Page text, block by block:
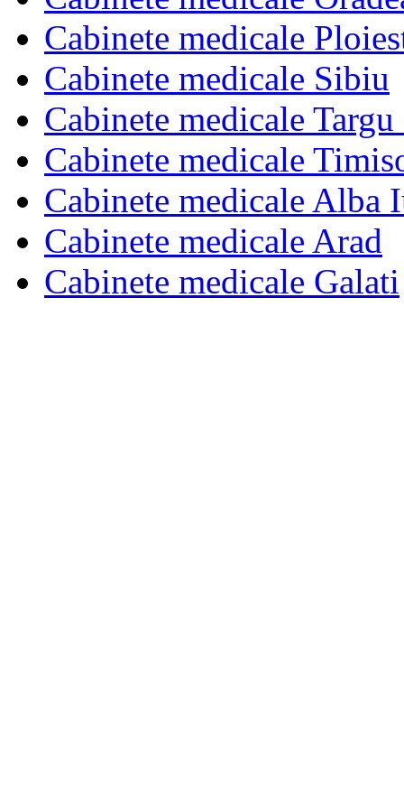
Cabinete medicale
Cabinete medicale Sibiu
Cabinete medicale
Cabinete medicale
Cabinete medicale Alba
Cabinete medicale Arad
Cabinete medicale Galati